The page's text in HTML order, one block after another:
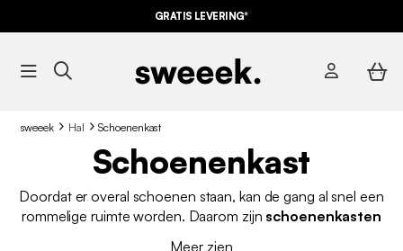
GRATIS LEVERING*
sweeek Hal Schoenenkast
Schoenenkast
Doordat er overal schoenen staan, kan de gang al snel een
rommelige ruimte worden. Daarom zijn schoenenkasten
Meer zien